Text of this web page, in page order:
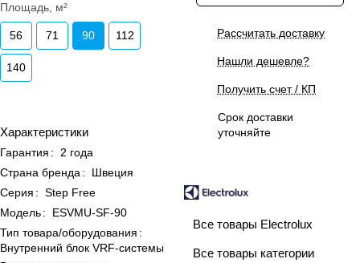
Площадь, м²
56 71 90 112
140
Характеристики
Гарантия :
2 года
Страна бренда :
Швеция
Серия : Step Free
Модель:
ESVMU-SF-90
Тип товара/оборудования :
Внутренний блок VRF-системы
Рассчитать доставку
Нашли дешевле?
Получить счет / КП
Срок доставки
уточняйте
Все товары Electrolux
Все товары категории